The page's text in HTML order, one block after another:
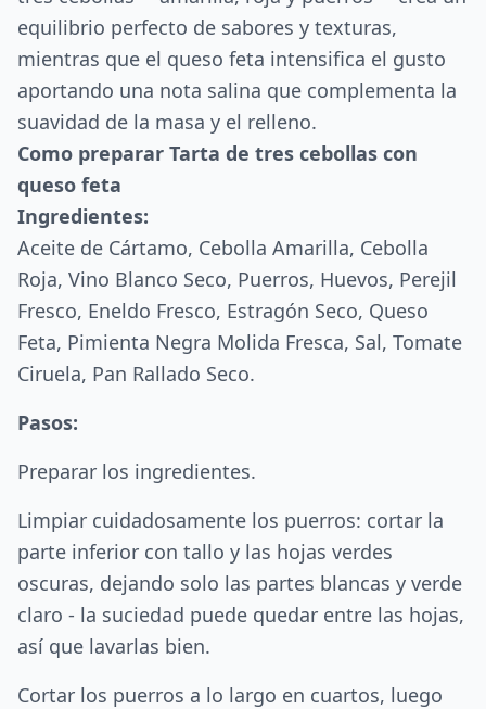
equilibrio perfecto de sabores y texturas,
mientras que el queso feta intensifica el gusto
aportando una nota salina que complementa la
suavidad de la masa y el relleno.
Como preparar Tarta de tres cebollas con
queso feta
Ingredientes:
Aceite de Cártamo, Cebolla Amarilla, Cebolla
Roja, Vino Blanco Seco, Puerros, Huevos, Perejil
Fresco, Eneldo Fresco, Estragón Seco, Queso
Feta, Pimienta Negra Molida Fresca, Sal, Tomate
Ciruela, Pan Rallado Seco.
Pasos:
Preparar los ingredientes.
Limpiar cuidadosamente los puerros: cortar la
parte inferior con tallo y las hojas verdes
oscuras, dejando solo las partes blancas y verde
claro - la suciedad puede quedar entre las hojas,
así que lavarlas bien.
Cortar los puerros a lo largo en cuartos, luego